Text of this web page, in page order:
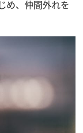
め、仲間外れを